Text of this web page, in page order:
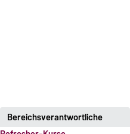
Bereichsverantwortliche